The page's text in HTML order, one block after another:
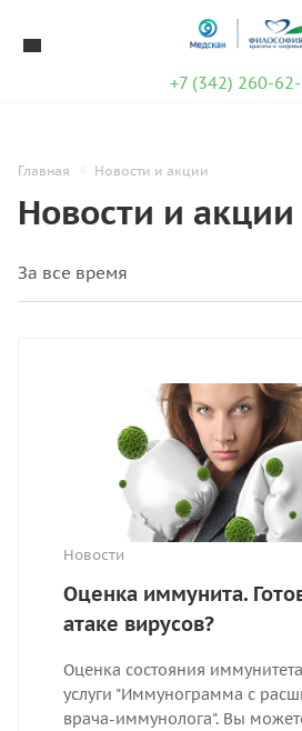
+7 (342) 260-
Главная Новости и акции
Новости и акции
Новости
Оценка иммунита.
атаке вирусов?
Оценка состояния
услуги "Иммунограмма с
врача-иммунолога". Вы